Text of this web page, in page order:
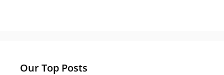
Our Top Posts